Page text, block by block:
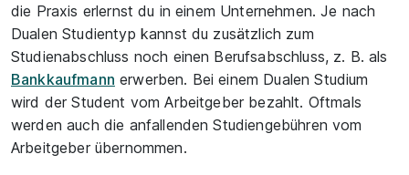
die Praxis erlernst du in einem Unternehmen. Je nach
Dualen Studientyp kannst du zusätzlich zum
Studienabschluss noch einen Berufsabschluss, z. B. als
Bankkaufmann erwerben. Bei einem Dualen Studium
wird der Student vom Arbeitgeber bezahlt. Oftmals
werden auch die anfallenden Studiengebühren vom
Arbeitgeber übernommen.